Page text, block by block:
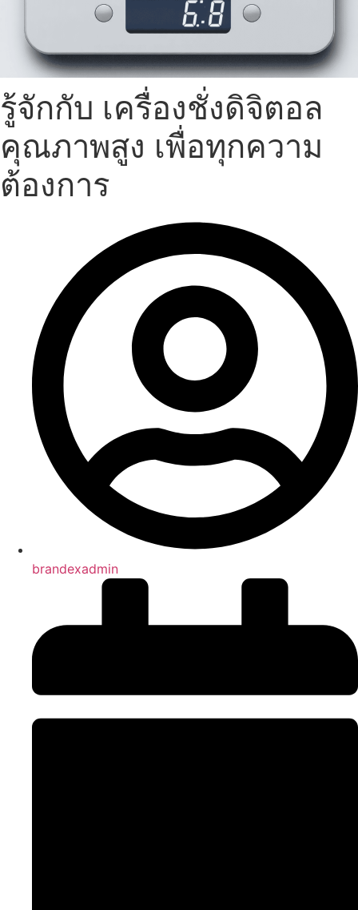
รู้จักกับ เครื่องชั่งดิจิตอล
คุณภาพสูง เพื่อทุกความ
ต้องการ
brandexadmin